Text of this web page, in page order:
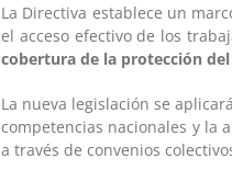
La Directiva establece un
el acceso efectivo de los
cobertura de la protección
La nueva legislación se
competencias nacionales y la
a través de convenios